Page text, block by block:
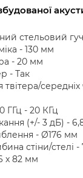
стельовий
- 130 мм
- 20 мм
- Так
ГГц - 20 КГц
(+/- 3 дБ) -
- Ø176 мм
стіни/стелі -
x 82 мм